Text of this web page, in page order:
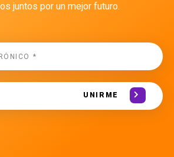
juntos por un mejor futuro.
UNIRME